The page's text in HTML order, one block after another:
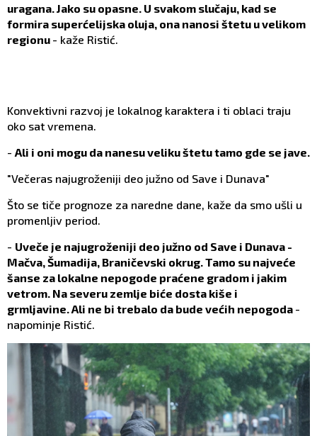
uragana. Jako su opasne. U svakom slučaju, kad se
formira superćelijska oluja, ona nanosi štetu u velikom
regionu - kaže Ristić.
Konvektivni razvoj je lokalnog karaktera i ti oblaci traju
oko sat vremena.
- Ali i oni mogu da nanesu veliku štetu tamo gde se jave.
"Večeras najugroženiji deo južno od Save i Dunava"
Što se tiče prognoze za naredne dane, kaže da smo ušli u
promenljiv period.
- Uveče je najugroženiji deo južno od Save i Dunava -
Mačva, Šumadija, Braničevski okrug. Tamo su najveće
šanse za lokalne nepogode praćene gradom i jakim
vetrom. Na severu zemlje biće dosta kiše i
grmljavine. Ali ne bi trebalo da bude većih nepogoda -
napominje Ristić.